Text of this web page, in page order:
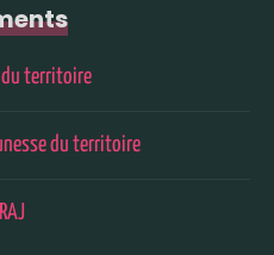
du territoire
du territoire